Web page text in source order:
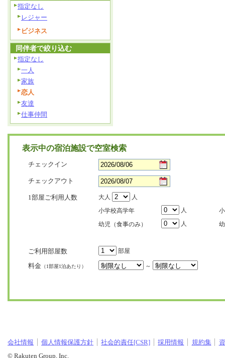
指定なし
レジャー
ビジネス
同伴者で絞り込む
指定なし
一人
家族
恋人
友達
仕事仲間
表示中の宿泊施設で空室検索
チェックイン
チェックアウト
1部屋ご利用人数 大人
人
小学校高学年
人
幼児（食事のみ）
人
ご利用部屋数 部屋
料金 （1部屋1泊あたり） ～
会社情報 個人情報保護方針 社会的責任[CSR] 採用情報 規約集
© Rakuten Group, Inc.